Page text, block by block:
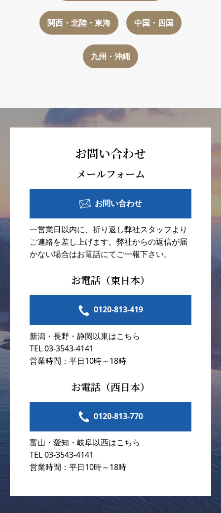
関西・北陸・東海 中国・四国
九州・沖縄
お問い合わせ
メールフォーム
お問い合わせ
一営業日以内に、折り返し弊社スタッフより
ご連絡を差し上げます。弊社からの返信が届
かない場合はお電話にてご一報下さい。
お電話（東日本）
0120-813-419
新潟・長野・静岡以東はこちら
TEL 03-3543-4141
営業時間：平日10時～18時
お電話（西日本）
0120-813-770
富山・愛知・岐阜以西はこちら
TEL 03-3543-4141
営業時間：平日10時～18時